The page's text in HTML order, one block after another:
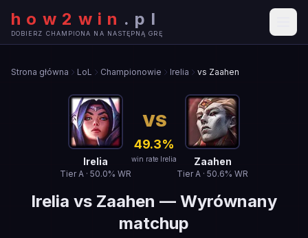
how2win . pl
DOBIERZ CHAMPIONA NA NASTĘPNĄ GRĘ
Strona główna LoL Championowie Irelia vs Zaahen
Irelia
TierA · 50.0% WR
VS
49.3%
win rate Irelia Zaahen
TierA · 50.6% WR
Irelia vs Zaahen — Wyrównany
matchup